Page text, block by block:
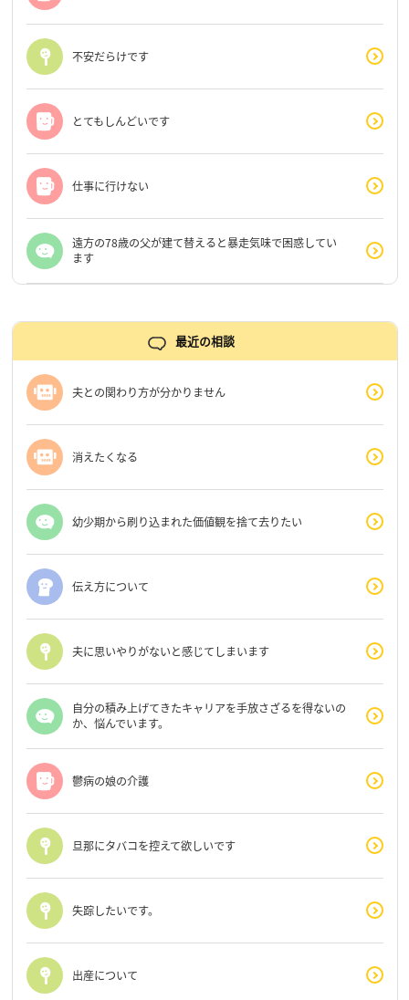
不安だらけです
とてもしんどいです
仕事に行けない
遠方の78歳の父が建て替えると暴走気味で困惑してい
ます
最近の相談
夫との関わり方が分かりません
消えたくなる
幼少期から刷り込まれた価値観を捨て去りたい
伝え方について
夫に思いやりがないと感じてしまいます
自分の積み上げてきたキャリアを手放さざるを得ないの
か、悩んでいます。
鬱病の娘の介護
旦那にタバコを控えて欲しいです
失踪したいです。
出産について